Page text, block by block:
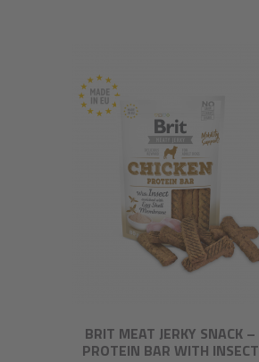
BRIT MEAT JERKY SNACK –
PROTEIN BAR WITH INSECT